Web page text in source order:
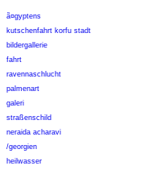
ã¤gyptens
kutschenfahrt korfu stadt
bildergallerie
fahrt
ravennaschlucht
palmenart
galeri
straßenschild
neraida acharavi
/georgien
heilwasser